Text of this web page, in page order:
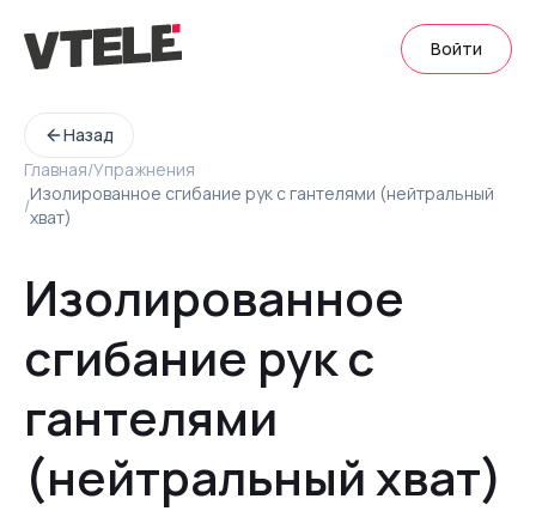
Войти
Назад
Главная/Упражнения
/
Изолированное сгибание рук с гантелями (нейтральный
хват)
Изолированное
сгибание рук с
гантелями
(нейтральный хват)